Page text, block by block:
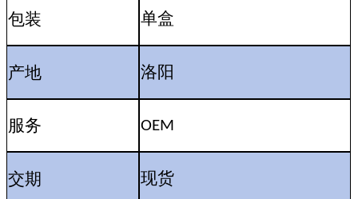
包装 单盒
产地 洛阳
服务 OEM
交期 现货